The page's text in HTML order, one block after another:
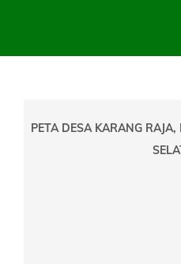
content
PETA DESA KARANG